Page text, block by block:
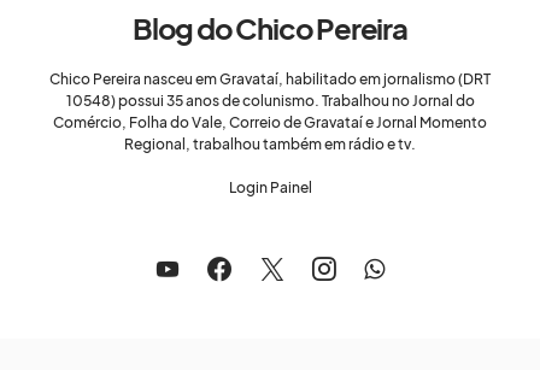
Blog do Chico Pereira
Chico Pereira nasceu em Gravataí, habilitado em jornalismo (DRT
10548) possui 35 anos de colunismo. Trabalhou no Jornal do
Comércio, Folha do Vale, Correio de Gravataí e Jornal Momento
Regional, trabalhou também em rádio e tv.
Login Painel